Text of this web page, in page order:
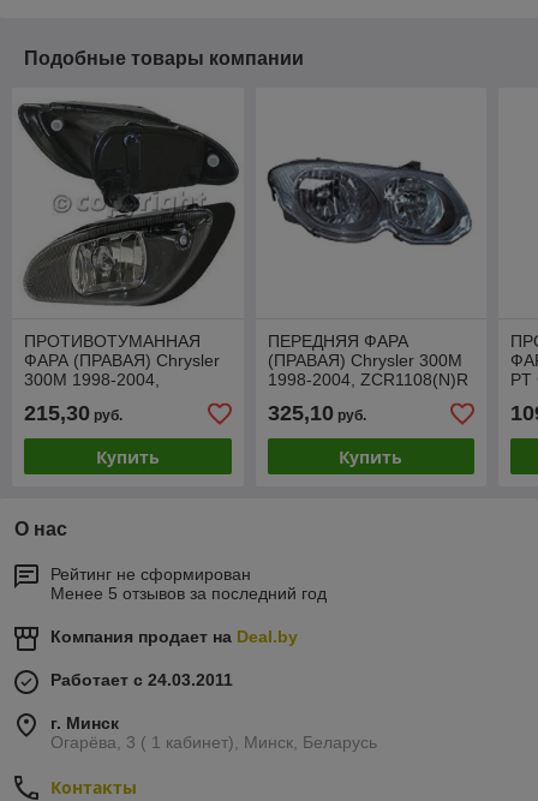
Подобные товары компании
ПРОТИВОТУМАННАЯ
ФАРА (ПРАВАЯ) Chrysler
300M 1998-2004,
215,30 руб.
Купить
ПЕРЕДНЯЯ ФАРА
(ПРАВАЯ) Chrysler 300M
1998-2004, ZCR1108(N)R
325,10руб.
Купить
PT
О нас
Рейтинг не сформирован
Менее 5 отзывов за последний год
Компания продает на Deal.by
Работает с 24.03.2011
г. Минск
Огарёва, 3 ( 1 кабинет), Минск, Беларусь
Контакты